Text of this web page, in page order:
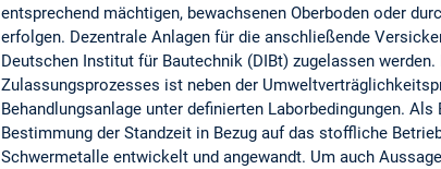
entsprechend mächtigen, bewachsenen Oberboden oder
erfolgen. Dezentrale Anlagen für die anschließende
Deutschen Institut für Bautechnik (DIBt) zugelassen
Zulassungsprozesses ist neben der
Behandlungsanlage unter definierten Laborbedingungen. Als
Bestimmung der Standzeit in Bezug auf das stoffliche
Schwermetalle entwickelt und angewandt. Um auch